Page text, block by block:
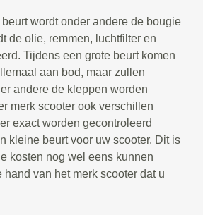
wordt onder andere de bougie
de olie, remmen, luchtfilter en
Tijdens een grote beurt komen
aan bod, maar zullen
andere de kleppen worden
merk scooter ook verschillen
exact worden gecontroleerd
kleine beurt voor uw scooter. Dit is
kosten nog wel eens kunnen
van het merk scooter dat u